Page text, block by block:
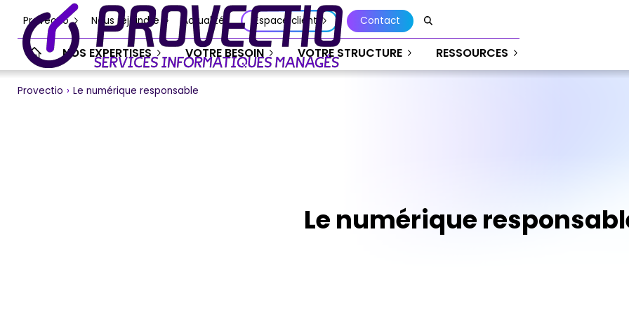
NOS EXPERTISES VOTRE BESOIN VOTRE STRUCTURE RESSOURCES
Provectio Nous rejoindre Actualités Espace client Contact
Provectio › Le numérique responsable
Le numérique